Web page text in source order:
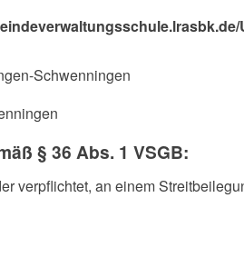
Schwenningen
§ 36 Abs. 1 VSGB:
verpflichtet, an einem